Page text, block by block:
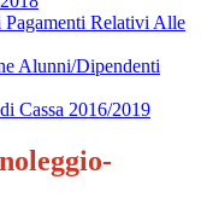
Relativi Alle
Alunni/Dipendenti
Cassa 2016/2019